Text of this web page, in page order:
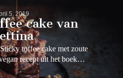
5, 2019
cake van
toffee cake met zoute
recept uit het boek…